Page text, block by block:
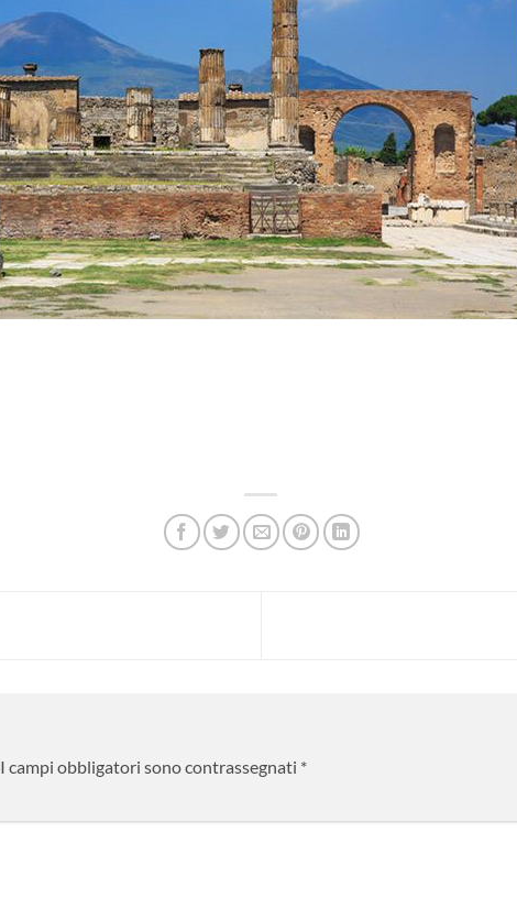
I campi obbligatori sono contrassegnati *